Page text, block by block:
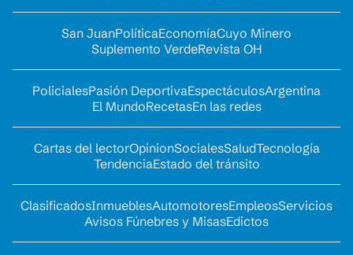
San JuanPolíticaEconomíaCuyo Minero
Suplemento VerdeRevista OH
PolicialesPasión DeportivaEspectáculosArgentina
El MundoRecetasEn las redes
Cartas del lectorOpinionSocialesSaludTecnología
TendenciaEstado del tránsito
ClasificadosInmueblesAutomotoresEmpleosServicios
Avisos Fúnebres y MisasEdictos